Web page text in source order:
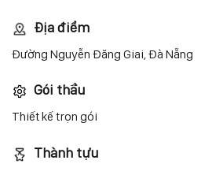
Địa điểm
Đường Nguyễn Đăng Giai, Đà Nẵng
Gói thầu
Thiết kế trọn gói
Thành tựu